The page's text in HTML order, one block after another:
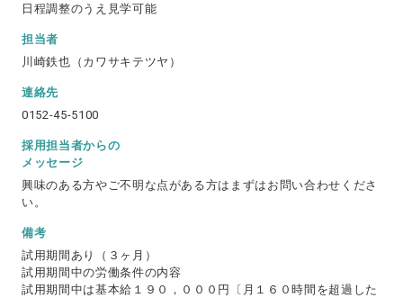
日程調整のうえ見学可能
担当者
川崎鉄也（カワサキテツヤ）
連絡先
0152-45-5100
採用担当者からの
メッセージ
興味のある方やご不明な点がある方はまずはお問い合わせくださ
い。
備考
試用期間あり（３ヶ月）
試用期間中の労働条件の内容
試用期間中は基本給１９０，０００円〔月１６０時間を超過した